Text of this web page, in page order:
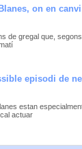
on en
de gregal que,
episodi de
estan
actuar